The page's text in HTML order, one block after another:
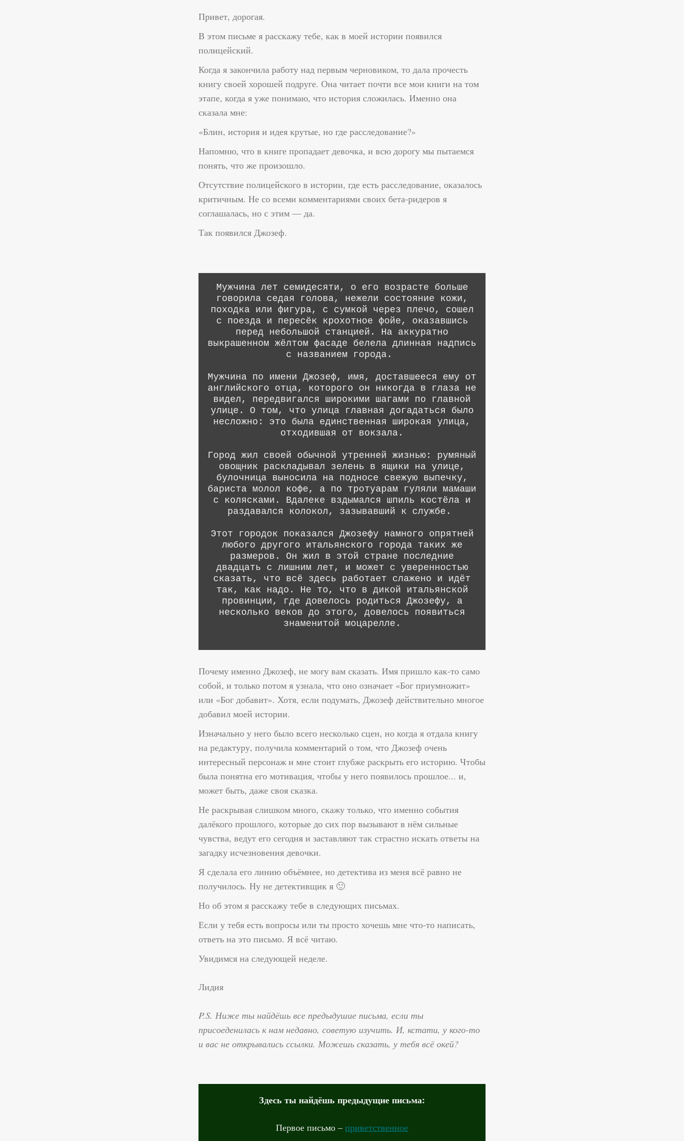
Привет, дорогая.
В этом письме я расскажу тебе, как в моей истории появился
полицейский.
Когда я закончила работу над первым черновиком, то дала прочесть
книгу своей хорошей подруге. Она читает почти все мои книги на том
этапе, когда я уже понимаю, что история сложилась. Именно она
сказала мне:
«Блин, история и идея крутые, но где расследование?»
Напомню, что в книге пропадает девочка, и всю дорогу мы пытаемся
понять, что же произошло.
Отсутствие полицейского в истории, где есть расследование, оказалось
критичным. Не со всеми комментариями своих бета-ридеров я
соглашалась, но с этим — да.
Так появился Джозеф.
Мужчина лет семидесяти, о его возрасте больше
говорила седая голова, нежели состояние кожи,
походка или фигура, с сумкой через плечо, сошел
с поезда и пересёк крохотное фойе, оказавшись
перед небольшой станцией. На аккуратно
выкрашенном жёлтом фасаде белела длинная надпись
с названием города.
Мужчина по имени Джозеф, имя, доставшееся ему от
английского отца, которого он никогда в глаза не
видел, передвигался широкими шагами по главной
улице. О том, что улица главная догадаться было
несложно: это была единственная широкая улица,
отходившая от вокзала.
Город жил своей обычной утренней жизнью: румяный
овощник раскладывал зелень в ящики на улице,
булочница выносила на подносе свежую выпечку,
бариста молол кофе, а по тротуарам гуляли мамаши
с колясками. Вдалеке вздымался шпиль костёла и
раздавался колокол, зазывавший к службе.
Этот городок показался Джозефу намного опрятней
любого другого итальянского города таких же
размеров. Он жил в этой стране последние
двадцать с лишним лет, и может с уверенностью
сказать, что всё здесь работает слажено и идёт
так, как надо. Не то, что в дикой итальянской
провинции, где довелось родиться Джозефу, а
несколько веков до этого, довелось появиться
знаменитой моцарелле.
Почему именно Джозеф, не могу вам сказать. Имя пришло как-то само
собой, и только потом я узнала, что оно означает «Бог приумножит»
или «Бог добавит». Хотя, если подумать, Джозеф действительно многое
добавил моей истории.
Изначально у него было всего несколько сцен, но когда я отдала книгу
на редактуру, получила комментарий о том, что Джозеф очень
интересный персонаж и мне стоит глубже раскрыть его историю. Чтобы
была понятна его мотивация, чтобы у него появилось прошлое... и,
может быть, даже своя сказка.
Не раскрывая слишком много, скажу только, что именно события
далёкого прошлого, которые до сих пор вызывают в нём сильные
чувства, ведут его сегодня и заставляют так страстно искать ответы на
загадку исчезновения девочки.
Я сделала его линию объёмнее, но детектива из меня всё равно не
получилось. Ну не детективщик я 🙂
Но об этом я расскажу тебе в следующих письмах.
Если у тебя есть вопросы или ты просто хочешь мне что-то написать,
ответь на это письмо. Я всё читаю.
Увидимся на следующей неделе.
Лидия
P.S. Ниже ты найдёшь все предыдушие письма, если ты
присоеденилась к нам недавно, советую изучить. И, кстати, у кого-то
и вас не открывались ссылки. Можешь сказать, у тебя всё окей?
Здесь ты найдёшь предыдущие письма:
Первое письмо – приветственное